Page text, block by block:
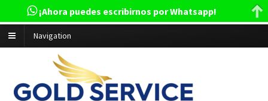
Navigation
¡Ahora puedes escribirnos por Whatsapp!